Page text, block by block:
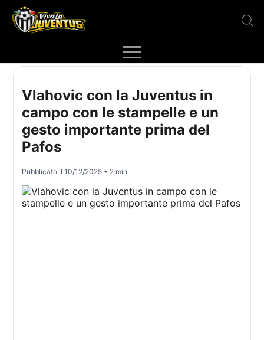
Vlahovic con la Juventus in
campo con le stampelle e un
gesto importante prima del
Pafos
Pubblicato il10/12/2025 • 2 min